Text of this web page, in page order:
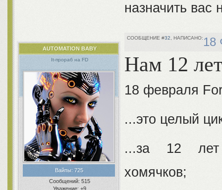
назначить вас
32 18
AUTOMATION BABY
It-прораб на FD
Вайпы:725
Сообщений: 515
Уважение: +9
Нам 12
18 февраля
...это целый
...за 12 лет
хомячков;